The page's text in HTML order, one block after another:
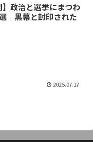
】政治と選挙にまつわ
｜黒幕と封印された
2025.07.17